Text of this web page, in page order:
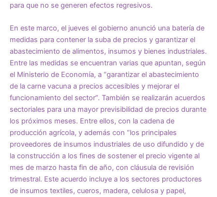
para que no se generen efectos regresivos.
En este marco, el jueves el gobierno anunció una batería de
medidas para contener la suba de precios y garantizar el
abastecimiento de alimentos, insumos y bienes industriales.
Entre las medidas se encuentran varias que apuntan, según
el Ministerio de Economía, a “garantizar el abastecimiento
de la carne vacuna a precios accesibles y mejorar el
funcionamiento del sector”. También se realizarán acuerdos
sectoriales para una mayor previsibilidad de precios durante
los próximos meses. Entre ellos, con la cadena de
producción agrícola, y además con “los principales
proveedores de insumos industriales de uso difundido y de
la construcción a los fines de sostener el precio vigente al
mes de marzo hasta fin de año, con cláusula de revisión
trimestral. Este acuerdo incluye a los sectores productores
de insumos textiles, cueros, madera, celulosa y papel,